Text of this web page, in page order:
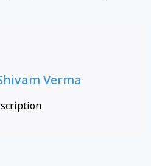
Verma